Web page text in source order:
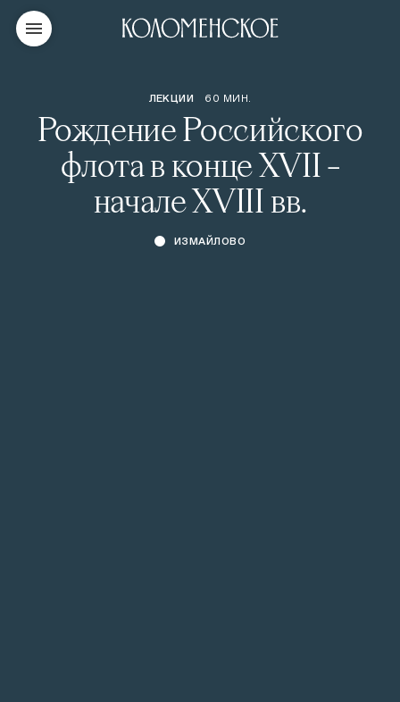
ЛЕКЦИИ 60 МИН.
Рождение Российского
флота в конце XVII –
начале XVIII вв.
ИЗМАЙЛОВО